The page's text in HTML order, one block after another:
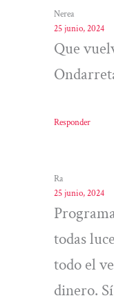
Nerea
25 junio, 2024
Que
Responder
Ra
25 junio, 2024
todas
todo el
dinero.